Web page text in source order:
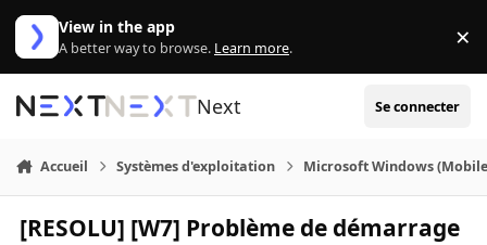
Aller au contenu
View in the app
A better way to browse. Learn more. ×
Next Se connecter
Accueil Systèmes d'exploitation Microsoft Windows
[RESOLU] [W7] Problème de démarrage